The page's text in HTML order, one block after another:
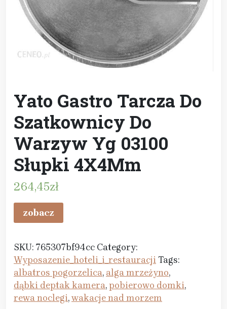
Yato Gastro Tarcza Do
Szatkownicy Do
Warzyw Yg 03100
Słupki 4X4Mm
264,45zł
zobacz
SKU: 765307bf94cc Category:
Wyposazenie_hoteli_i_restauracjiTags:
albatros pogorzelica, alga mrzeżyno,
dąbki deptak kamera,pobierowo domki,
rewa noclegi,wakacje nad morzem